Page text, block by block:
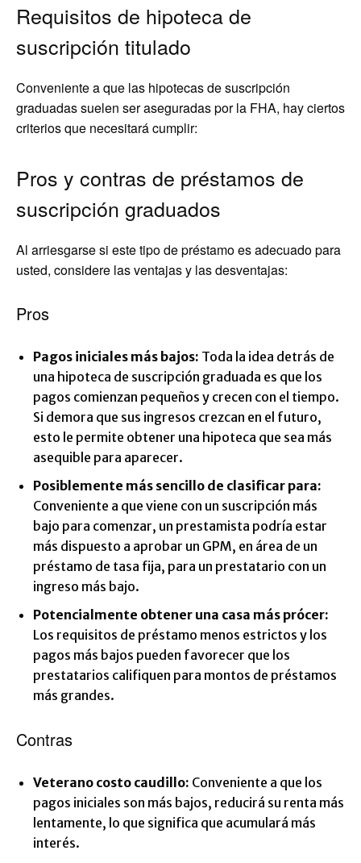
Requisitos de hipoteca de
suscripción titulado
Conveniente a que las hipotecas de suscripción
graduadas suelen ser aseguradas por la FHA, hay ciertos
criterios que necesitará cumplir:
Pros y contras de préstamos de
suscripción graduados
Al arriesgarse si este tipo de préstamo es adecuado para
usted, considere las ventajas y las desventajas:
Pros
Pagos iniciales más bajos: Toda la idea detrás de
una hipoteca de suscripción graduada es que los
pagos comienzan pequeños y crecen con el tiempo.
Si demora que sus ingresos crezcan en el futuro,
esto le permite obtener una hipoteca que sea más
asequible para aparecer.
Posiblemente más sencillo de clasificar para:
Conveniente a que viene con un suscripción más
bajo para comenzar, un prestamista podría estar
más dispuesto a aprobar un GPM, en área de un
préstamo de tasa fija, para un prestatario con un
ingreso más bajo.
Potencialmente obtener una casa más prócer:
Los requisitos de préstamo menos estrictos y los
pagos más bajos pueden favorecer que los
prestatarios califiquen para montos de préstamos
más grandes.
Contras
Veterano costo caudillo: Conveniente a que los
pagos iniciales son más bajos, reducirá su renta más
lentamente, lo que significa que acumulará más
interés.